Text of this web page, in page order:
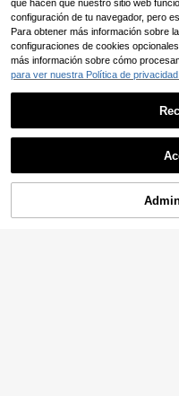
#VestidoDeVacaciones
Soleia Vestido slip con cinturón
zado fruncido con estampado de
52.090
¡45%
que hacen que nuestro sitio web
configuración de tu navegador, pero
Para obtener más información sobre
configuraciones de cookies
más información sobre cómo
para ver nuestra Política de privacidad.